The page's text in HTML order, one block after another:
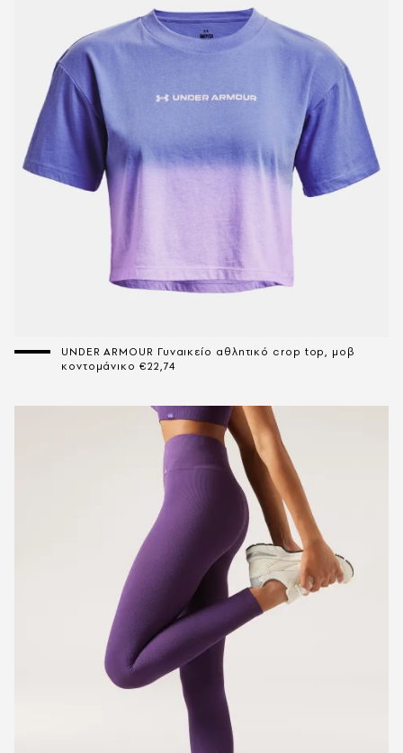
UNDER ARMOUR Γυναικείο αθλητικό crop top, μoβ
κοντομάνικο €22,74